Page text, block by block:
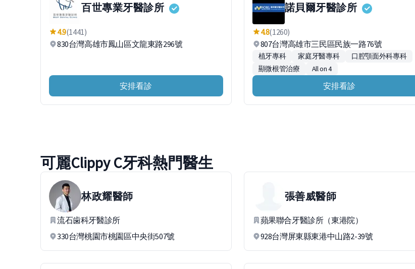
百世專業牙醫診所
4.9(1441)
830台灣高雄市鳳山區文龍東路296號
安排看診
諾貝爾牙醫診所
4.8(1260)
807台灣高雄市三民區民族一路76號
植牙專科 家庭牙醫專科
口腔顎面外科專科
顯微根管治療
All on 4
安排看診
可麗Clippy C牙科熱門醫生
林政耀醫師
流石歯科牙醫診所
330台灣桃園市桃園區中央街507號
張善威醫師
蘋果聯合牙醫診所（東港院）
928台灣屏東縣東港中山路2-39號